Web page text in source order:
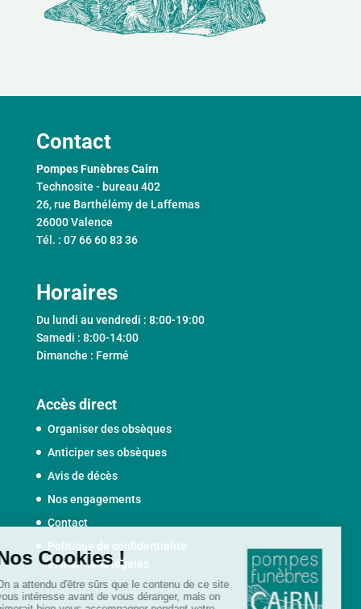
Contact
Pompes Funèbres Cairn
Technosite - bureau 402
26, rue Barthélémy de Laffemas
26000 Valence
Tél. : 07 66 60 83 36
Horaires
Du lundi au vendredi : 8:00-19:00
Samedi : 8:00-14:00
Dimanche : Fermé
Accès direct
Organiser des obsèques
Anticiper ses obsèques
Avis de décès
Nos engagements
Contact
Politique de confidentialité
et mentions légales